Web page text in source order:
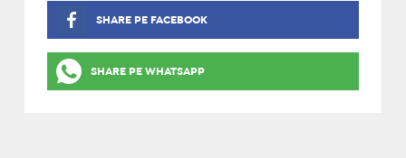
SHARE PE FACEBOOK
SHARE PE WHATSAPP